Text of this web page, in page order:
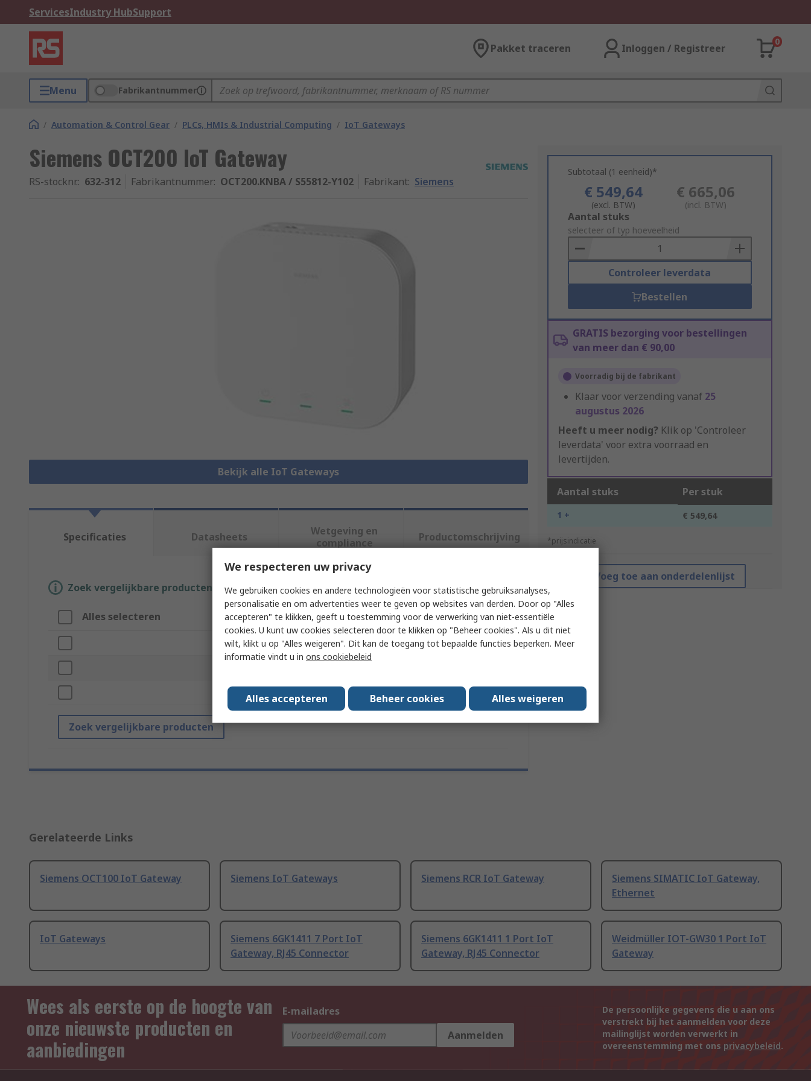
ServicesIndustry HubSupport
Pakket traceren Inloggen / Registreer
0
Menu Fabrikantnummer
/ Automation & Control Gear / PLCs, HMIs & Industrial Computing / IoT Gateways
Siemens OCT200 IoT Gateway
RS-stocknr.: 632-312 Fabrikantnummer: OCT200.KNBA / S55812-Y102 Fabrikant: Siemens
Bekijk alle IoT Gateways
Subtotaal (1 eenheid)*
€ 549,64
(excl. BTW)
€ 665,06
(incl. BTW)
Add
to
Basket
Aantal stuks
selecteer of typ hoeveelheid
Controleer leverdata
Bestellen
GRATIS bezorging voor bestellingen
van meer dan € 90,00
Voorradig bij de fabrikant
Klaar voor verzending vanaf 25
augustus 2026
Heeft u meer nodig? Klik op 'Controleer
leverdata' voor extra voorraad en
levertijden.
Aantal stuks Per stuk
1 + € 549,64
*prijsindicatie
Voeg toe aan onderdelenlijst
Specificaties Datasheets
Wetgeving en
compliance
Productomschrijving
Zoek vergelijkbare producten door een of meer kenmerken te selecteren.
Alles selecteren Attribuut Waarde
Merk Siemens
OCT200
Zoek vergelijkbare producten
Gerelateerde Links
Siemens OCT100 IoT Gateway Siemens IoT Gateways Siemens RCR IoT Gateway
Siemens SIMATIC IoT Gateway,
Ethernet
IoT Gateways
Siemens 6GK1411 7 Port IoT
Gateway, RJ45 Connector
Siemens 6GK1411 1 Port IoT
Gateway, RJ45 Connector
Weidmüller IOT-GW30 1 Port IoT
Gateway
Wees als eerste op de hoogte van
onze nieuwste producten en
aanbiedingen
E-mailadres
Aanmelden
De persoonlijke gegevens die u aan ons
verstrekt bij het aanmelden voor deze
mailinglijst worden verwerkt in
overeenstemming met ons privacybeleid.
We respecteren uw privacy
We gebruiken cookies en andere technologieën voor statistische gebruiksanalyses,
personalisatie en om advertenties weer te geven op websites van derden. Door op "Alles
accepteren" te klikken, geeft u toestemming voor de verwerking van niet-essentiële
cookies. U kunt uw cookies selecteren door te klikken op "Beheer cookies". Als u dit niet
wilt, klikt u op "Alles weigeren". Dit kan de toegang tot bepaalde functies beperken. Meer
informatie vindt u in ons cookiebeleid
Alles accepteren Beheer cookies Alles weigeren